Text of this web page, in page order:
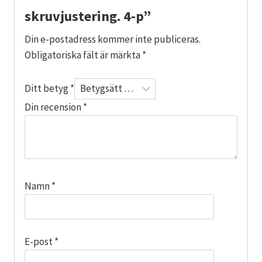
skruvjustering. 4-p”
Din e-postadress kommer inte publiceras.
Obligatoriska fält är märkta*
Ditt betyg*
Din recension*
Namn*
E-post*